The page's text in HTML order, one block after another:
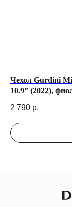
Чехол Gurdini
10.9” (2022),
2 790 р.